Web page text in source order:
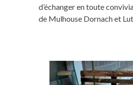
d’échanger en toute
de Mulhouse Dornach et